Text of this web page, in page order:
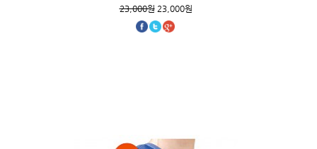
23,000원23,000원